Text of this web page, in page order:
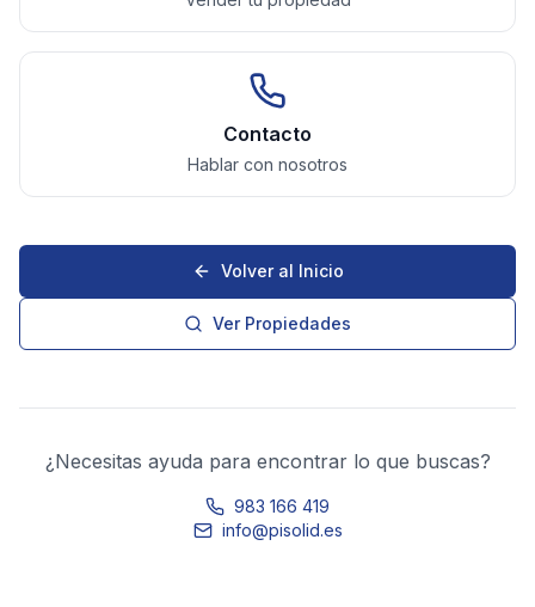
Contacto
Hablar con nosotros
Volver al Inicio
Ver Propiedades
¿Necesitas ayuda para encontrar lo que buscas?
983 166 419
info@pisolid.es